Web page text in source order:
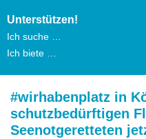
Unterstützen!
Ich suche …
Ich biete …
#wirhabenplatz in
schutzbedürftigen
Seenotgeretteten